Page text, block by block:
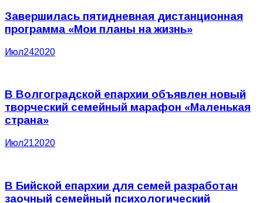
Завершилась пятидневная дистанционная
программа «Мои планы на жизнь»
Июл242020
В Волгоградской епархии объявлен новый
творческий семейный марафон «Маленькая
страна»
Июл212020
В Бийской епархии для семей разработан
заочный семейный психологический